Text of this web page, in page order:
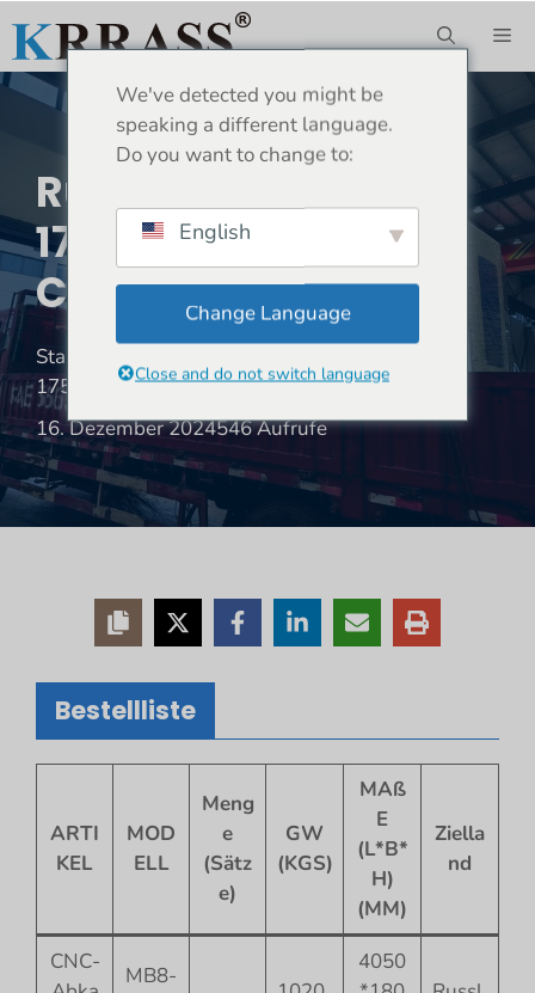
Inhalt
springen
Russland-PBS-
175T3200 DA66T 6+1
CNC-Abkantpresse
Standort:
175T3200 DA66T 6+1 CNC-Abkantpresse
16. Dezember 2024546 Aufrufe
Bestellliste
ARTI
KEL
MOD
ELL
Meng
e
(Sätz
e)
GW
(KGS)
MAß
E
(L*B*
H)
(MM)
Ziella
nd
CNC-
MB8-
4050
We've detected you might be
speaking a different language.
Do you want to change to:
English
Change Language
Close and do not switch language